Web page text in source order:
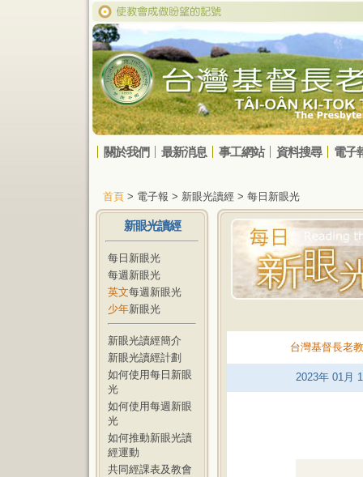
關於我們 最新消息 事工網站 資料搜尋 電子
首頁 > 電子報 > 新眼光讀經 > 每日新眼光
新眼光讀經
每日新眼光
每週新眼光
英文每週新眼光
少年新眼光
新眼光讀經簡介
新眼光讀經計劃
如何使用每日新眼
光
如何使用每週新眼
光
如何推動新眼光讀
經運動
共同經課表及教會
台灣基督長老
2023年 01月